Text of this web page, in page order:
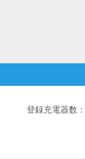
登録充電器数：